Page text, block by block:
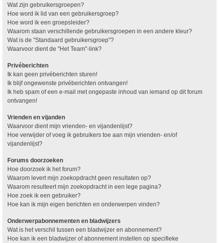
Wat zijn gebruikersgroepen?
Hoe word ik lid van een gebruikersgroep?
Hoe word ik een groepsleider?
Waarom staan verschillende gebruikersgroepen in een andere kleur?
Wat is de "Standaard gebruikersgroep"?
Waarvoor dient de "Het Team"-link?
Privéberichten
Ik kan geen privéberichten sturen!
Ik blijf ongewenste privéberichten ontvangen!
Ik heb spam of een e-mail met ongepaste inhoud van iemand op dit forum
ontvangen!
Vrienden en vijanden
Waarvoor dient mijn vrienden- en vijandenlijst?
Hoe verwijder of voeg ik gebruikers toe aan mijn vrienden- en/of
vijandenlijst?
Forums doorzoeken
Hoe doorzoek ik het forum?
Waarom levert mijn zoekopdracht geen resultaten op?
Waarom resulteert mijn zoekopdracht in een lege pagina?
Hoe zoek ik een gebruiker?
Hoe kan ik mijn eigen berichten en onderwerpen vinden?
Onderwerpabonnementen en bladwijzers
Wat is het verschil tussen een bladwijzer en abonnement?
Hoe kan ik een bladwijzer of abonnement instellen op specifieke